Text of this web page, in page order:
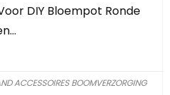
DIY Bloempot Ronde
ACCESSOIRES BOOMVERZORGING